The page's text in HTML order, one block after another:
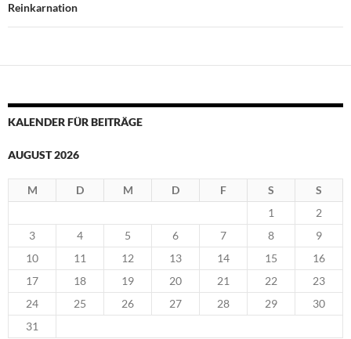
Reinkarnation
KALENDER FÜR BEITRÄGE
AUGUST 2026
M D M D F S
S
1
2
3
4 5 6 7 8
9
10
11 12 13 14 15
16
17
18 19 20 21 22
23
24
25 26 27 28 29
30
31